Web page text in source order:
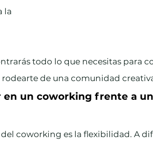
la
todo lo que necesitas para
de una comunidad
en un coworking frente a
coworking es la flexibilidad. A